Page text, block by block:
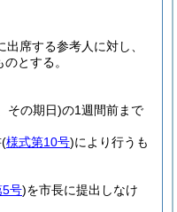
席する参考人に対し、
とする。
その期日)の1週間前まで
(様式第10号)により行うも
5号)を市長に提出しなけ